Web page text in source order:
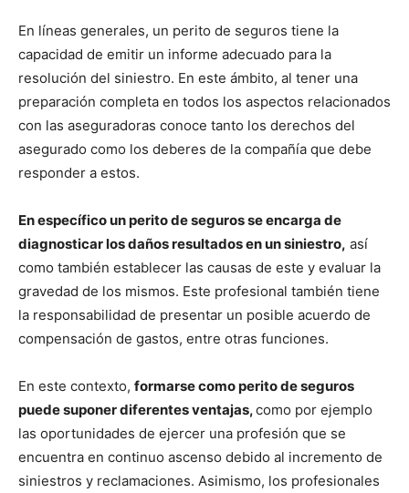
En líneas generales, un perito de seguros tiene la
capacidad de emitir un informe adecuado para la
resolución del siniestro. En este ámbito, al tener una
preparación completa en todos los aspectos relacionados
con las aseguradoras conoce tanto los derechos del
asegurado como los deberes de la compañía que debe
responder a estos.
En específico un perito de seguros se encarga de
diagnosticar los daños resultados en un siniestro, así
como también establecer las causas de este y evaluar la
gravedad de los mismos. Este profesional también tiene
la responsabilidad de presentar un posible acuerdo de
compensación de gastos, entre otras funciones.
En este contexto, formarse como perito de seguros
puede suponer diferentes ventajas,como por ejemplo
las oportunidades de ejercer una profesión que se
encuentra en continuo ascenso debido al incremento de
siniestros y reclamaciones. Asimismo, los profesionales